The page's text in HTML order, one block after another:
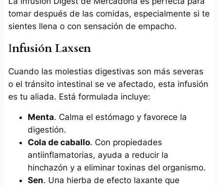
tomar después de las comidas, especialmente si te
sientes llena o con sensación de empacho.
Infusión Laxsen
Cuando las molestias digestivas son más severas
o el tránsito intestinal se ve afectado, esta infusión
es tu aliada. Está formulada incluye:
Menta. Calma el estómago y favorece la
digestión.
Cola de caballo. Con propiedades
antiinflamatorias, ayuda a reducir la
hinchazón y a eliminar toxinas del organismo.
Sen. Una hierba de efecto laxante que